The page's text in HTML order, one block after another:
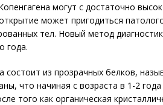
могут с достаточно
может пригодиться
тел. Новый метод
года.
состоит из прозрачных белков,
что начиная с возраста в 1-2
того как органическая